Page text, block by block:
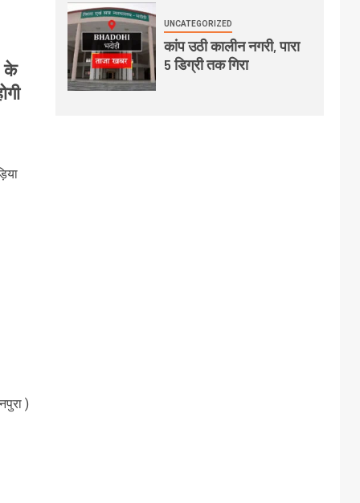
के
)
UNCATEGORIZED
कांप उठी कालीन नगरी, पारा
5 डिग्री तक गिरा